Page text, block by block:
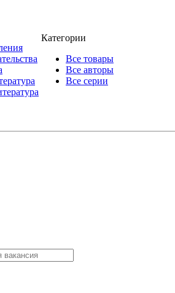
Категории
Все товары
Все авторы
Все серии